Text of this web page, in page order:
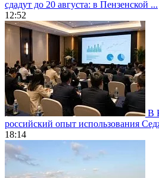
сдадут до 20 августа: в Пензенской ...
12:52
В
российский опыт использования
18:14